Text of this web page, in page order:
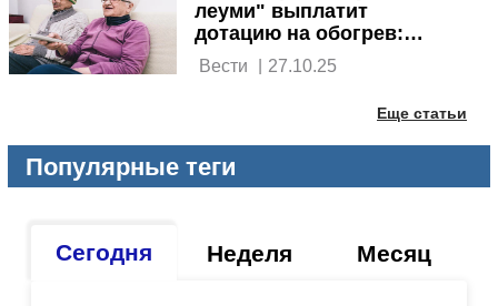
леуми" выплатит
дотацию на обогрев:
кому положено
| 27.10.25
Еще статьи
Популярные теги
Сегодня Неделя Месяц